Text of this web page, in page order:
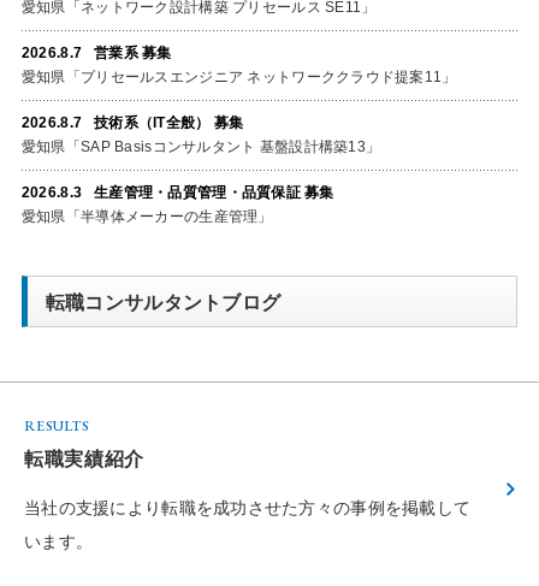
愛知県「ネットワーク設計構築 プリセールス SE11」
2026.8.7 営業系 募集
愛知県「プリセールスエンジニア ネットワーククラウド提案11」
2026.8.7 技術系（IT全般） 募集
愛知県「SAP Basisコンサルタント 基盤設計構築13」
2026.8.3 生産管理・品質管理・品質保証 募集
愛知県「半導体メーカーの生産管理」
転職コンサルタントブログ
RESULTS
転職実績紹介
当社の支援により転職を成功させた方々の事例を掲載して
います。